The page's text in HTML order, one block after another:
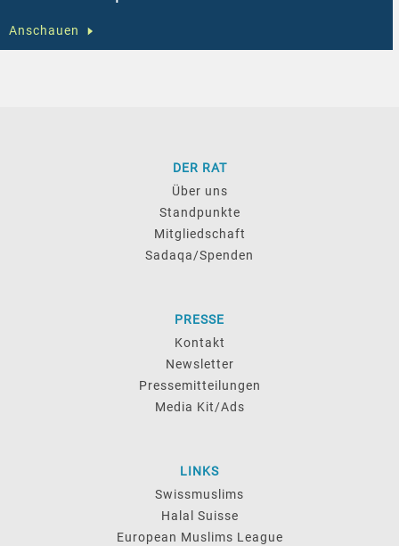
Anschauen
DER RAT
Über uns
Standpunkte
Mitgliedschaft
Sadaqa/Spenden
PRESSE
Kontakt
Newsletter
Pressemitteilungen
Media Kit/Ads
LINKS
Swissmuslims
Halal Suisse
European Muslims League